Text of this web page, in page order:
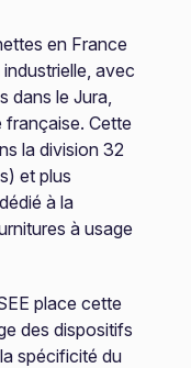
en France
avec
dans le Jura,
française. Cette
la division 32
et plus
à la
à usage
place cette
des dispositifs
spécificité du